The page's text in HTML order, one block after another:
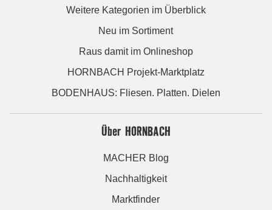
Weitere Kategorien im Überblick
Neu im Sortiment
Raus damit im Onlineshop
HORNBACH Projekt-Marktplatz
BODENHAUS: Fliesen. Platten. Dielen
Über HORNBACH
MACHER Blog
Nachhaltigkeit
Marktfinder